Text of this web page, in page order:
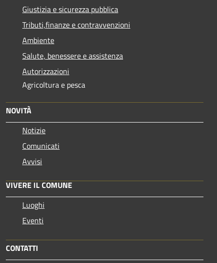
Giustizia e sicurezza pubblica
Tributi,finanze e contravvenzioni
Ambiente
Salute, benessere e assistenza
Autorizzazioni
Agricoltura e pesca
NOVITÀ
Notizie
Comunicati
Avvisi
VIVERE IL COMUNE
Luoghi
Eventi
CONTATTI